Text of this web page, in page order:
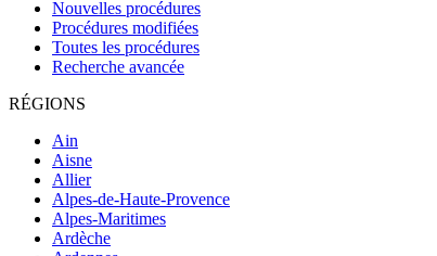
Nouvelles procédures
Procédures modifiées
Toutes les procédures
Recherche avancée
RÉGIONS
Ain
Aisne
Allier
Alpes-de-Haute-Provence
Alpes-Maritimes
Ardèche